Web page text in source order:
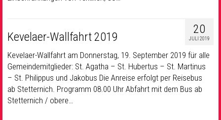
20
JULI 2019
Kevelaer-Wallfahrt 2019
Kevelaer-Wallfahrt am Donnerstag, 19. September 2019 für alle
Gemeindemitglieder: St. Agatha – St. Hubertus – St. Martinus
– St. Philippus und Jakobus Die Anreise erfolgt per Reisebus
ab Stetternich. Programm 08.00 Uhr Abfahrt mit dem Bus ab
Stetternich / obere…